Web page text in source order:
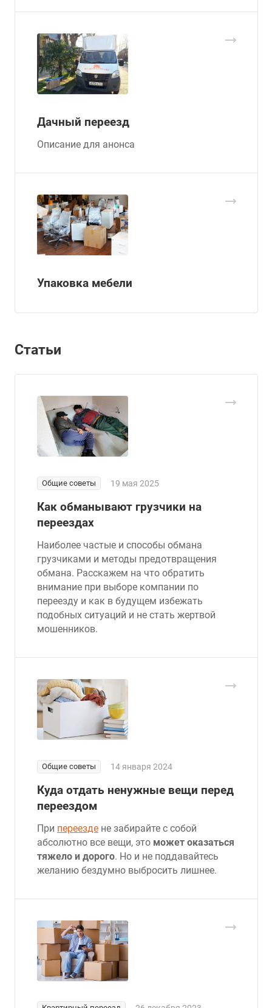
Дачный переезд
Описание для анонса
Упаковка мебели
Статьи
Общие советы 19 мая 2025
Как обманывают грузчики на
переездах
Наиболее частые и способы обмана
грузчиками и методы предотвращения
обмана. Расскажем на что обратить
внимание при выборе компании по
переезду и как в будущем избежать
подобных ситуаций и не стать жертвой
мошенников.
Общие советы 14 января 2024
Куда отдать ненужные вещи перед
переездом
При переезде не забирайте с собой
абсолютно все вещи, это может оказаться
тяжело и дорого. Но и не поддавайтесь
желанию бездумно выбросить лишнее.